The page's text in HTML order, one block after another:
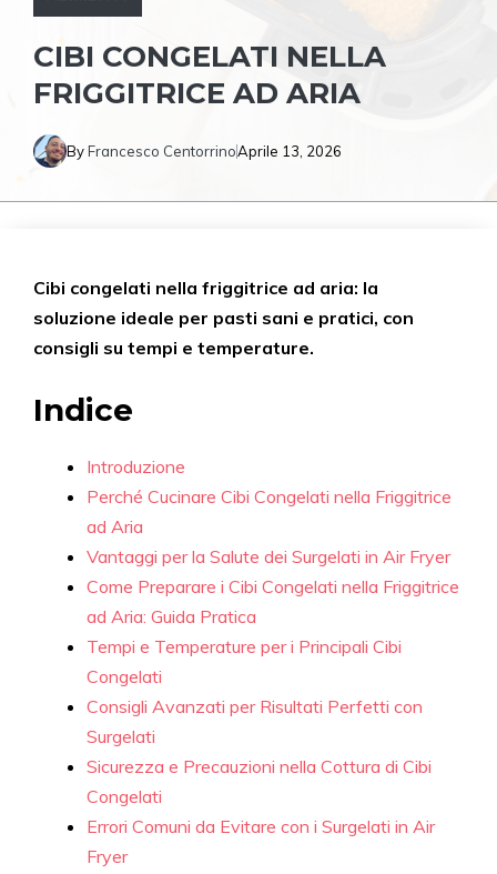
CIBI CONGELATI NELLA
FRIGGITRICE AD ARIA
ByFrancesco CentorrinoAprile 13, 2026
Cibi congelati nella friggitrice ad aria: la
soluzione ideale per pasti sani e pratici, con
consigli su tempi e temperature.
Indice
Introduzione
Perché Cucinare Cibi Congelati nella Friggitrice
ad Aria
Vantaggi per la Salute dei Surgelati in Air Fryer
Come Preparare i Cibi Congelati nella Friggitrice
ad Aria: Guida Pratica
Tempi e Temperature per i Principali Cibi
Congelati
Consigli Avanzati per Risultati Perfetti con
Surgelati
Sicurezza e Precauzioni nella Cottura di Cibi
Congelati
Errori Comuni da Evitare con i Surgelati in Air
Fryer